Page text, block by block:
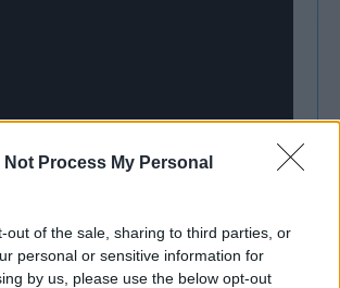
Not Process My Personal
out of the sale, sharing to third parties, or
personal or sensitive information for
by us, please use the below opt-out
a hazai játékosok és a fiatal